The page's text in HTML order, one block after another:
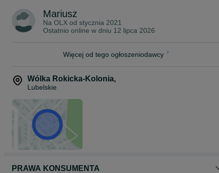
Mariusz
Na OLX od stycznia 2021
Ostatnio online w dniu 12 lipca 2026
Więcej od tego ogłoszeniodawcy
Wólka Rokicka-Kolonia,
Lubelskie
PRAWA KONSUMENTA